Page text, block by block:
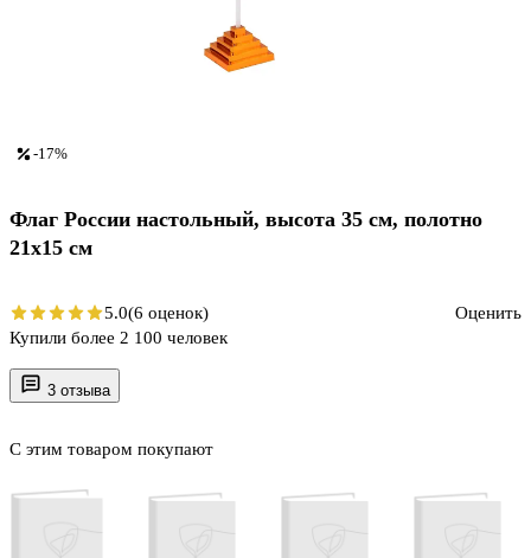
3 отзыва
С этим товаром покупают
-17%
Флаг России настольный, высота 35 см, полотно
21х15 см
5.0(6 оценок)
Оценить
Купили более 2 100 человек